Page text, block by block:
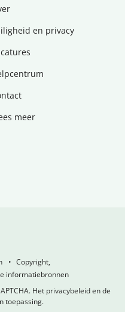
en privacy
meer
Copyright,
informatiebronnen
Het privacybeleid en de
toepassing.